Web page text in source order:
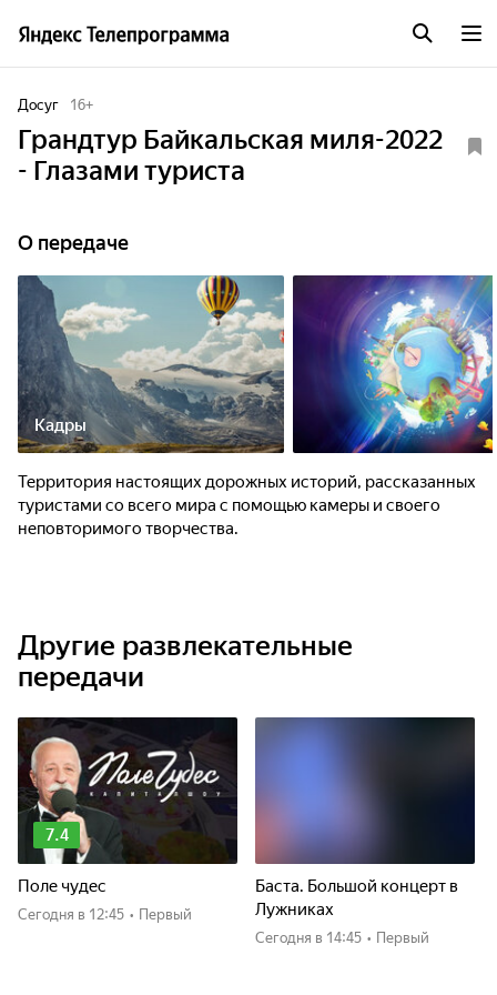
Досуг 16+
Грандтур Байкальская миля-2022
- Глазами туриста
О передаче
Кадры
Территория настоящих дорожных историй, рассказанных
туристами со всего мира с помощью камеры и своего
неповторимого творчества.
Другие развлекательные
передачи
7.4
Поле чудес
Сегодня в 12:45 • Первый
Баста. Большой концерт в
Лужниках
Сегодня в 14:45 • Первый